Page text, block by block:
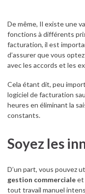
De même, Il existe une
fonctions à différents
facturation, il est
d’assurer que vous
avec les accords et les
Cela étant dit, peu
logiciel de facturation
heures en éliminant la
constants.
Soyez les
D’un part, vous pouvez
gestion commercialeet
tout travail manuel